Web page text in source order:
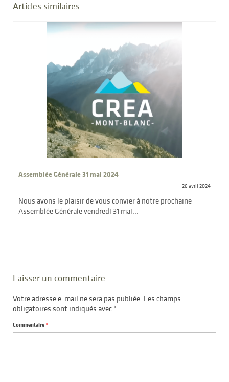
Articles similaires
Assemblée Générale 31 mai 2024
26 avril 2024
Nous avons le plaisir de vous convier à notre prochaine
Assemblée Générale vendredi 31 mai...
Laisser un commentaire
Votre adresse e-mail ne sera pas publiée. Les champs
obligatoires sont indiqués avec*
Commentaire*